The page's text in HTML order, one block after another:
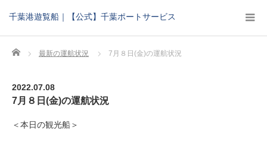
千葉港遊覧船｜【公式】千葉ポートサービス
Home 最新の運航状況 7月８日(金)の運航状況
2022.07.08
7月８日(金)の運航状況
＜本日の観光船＞